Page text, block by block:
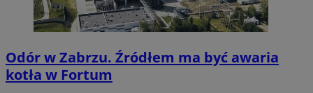
Odór w Zabrzu. Źródłem ma być awaria
kotła w Fortum